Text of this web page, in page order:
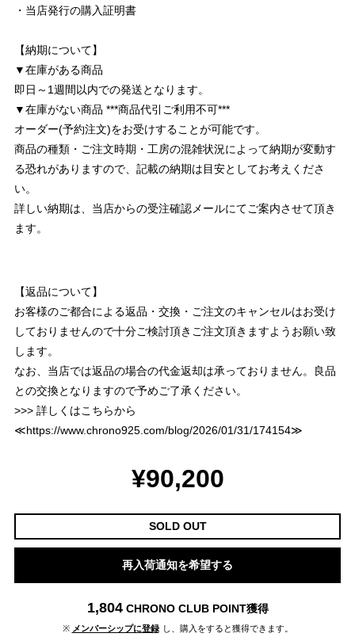
・当店発行の購入証明書
【納期について】
▼在庫がある商品
即日～1週間以内での発送となります。
▼在庫がない商品 ***商品代引ご利用不可***
オーダー(予約注文)をお受けすることが可能です。
商品の種類・ご注文時期・工房の混雑状況によって納期が変動す
る恐れがありますので、記載の納期は目安としてお考えくださ
い。
詳しい納期は、当店からの受注確認メールにてご案内させて頂き
ます。
【返品について】
お客様のご都合による返品・交換・ご注文のキャンセルはお受け
しておりませんので十分ご検討頂きご注文頂きますようお願い致
します。
なお、当店では返品の場合の代金返却は承っておりません。良品
との交換となりますので予めご了承ください。
>>> 詳しくはこちらから
≪https://www.chrono925.com/blog/2026/01/31/174154≫
¥90,200
SOLD OUT
再入荷通知を希望する
1,804 CHRONO CLUB POINT獲得
※ メンバーシップに登録 し、購入をすると獲得できます。